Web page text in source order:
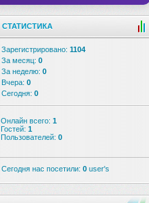
СТАТИСТИКА
Зарегистрировано: 1104
За месяц: 0
За неделю: 0
Вчера: 0
Сегодня: 0
Онлайн всего: 1
Гостей: 1
Пользователей: 0
Сегодня нас посетили: 0 user's